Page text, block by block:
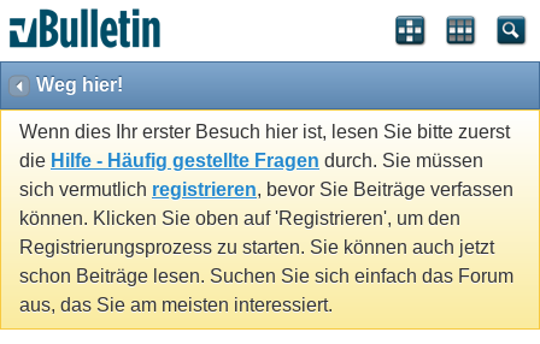
Weg hier!
Wenn dies Ihr erster Besuch hier ist, lesen Sie bitte zuerst
die Hilfe - Häufig gestellte Fragen durch. Sie müssen
sich vermutlich registrieren, bevor Sie Beiträge verfassen
können. Klicken Sie oben auf 'Registrieren', um den
Registrierungsprozess zu starten. Sie können auch jetzt
schon Beiträge lesen. Suchen Sie sich einfach das Forum
aus, das Sie am meisten interessiert.